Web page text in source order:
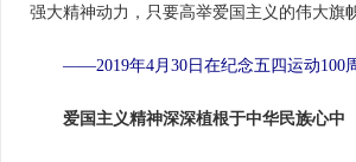
强大精神动力，只要高举爱国主义的伟大
——2019年4月30日在纪念五四运动100
爱国主义精神深深植根于中华民族心中